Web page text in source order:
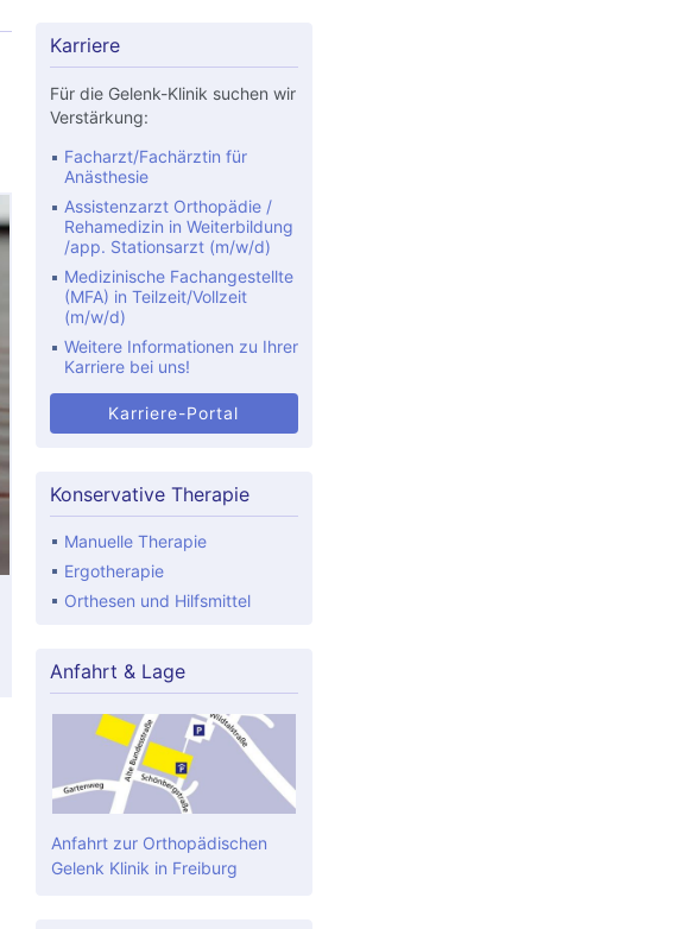
Karriere
Für die Gelenk-Klinik suchen wir
Verstärkung:
Facharzt/Fachärztin für
Anästhesie
Assistenzarzt Orthopädie /
Rehamedizin in Weiterbildung
/app. Stationsarzt (m/w/d)
Medizinische Fachangestellte
(MFA) in Teilzeit/Vollzeit
(m/w/d)
Weitere Informationen zu Ihrer
Karriere bei uns!
Karriere-Portal
Konservative Therapie
Manuelle Therapie
Ergotherapie
Orthesen und Hilfsmittel
Anfahrt & Lage
Anfahrt zur Orthopädischen
Gelenk Klinik in Freiburg